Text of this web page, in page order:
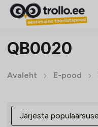
QB0020
Avaleht E-pood